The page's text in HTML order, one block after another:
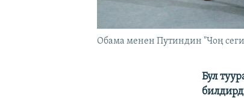
Обама менен Путиндин "Чоң
Бул